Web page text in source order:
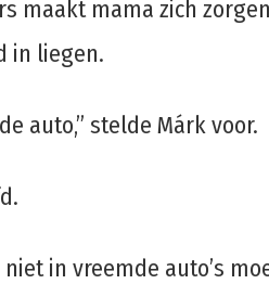
maakt mama zich
in liegen.
auto,” stelde Márk voor.
in vreemde auto’s